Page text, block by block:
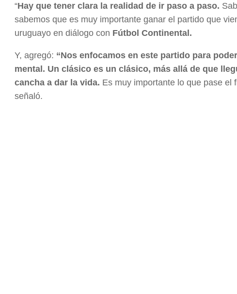
“Hay que tener clara la realidad de ir paso a paso.
sabemos que es muy importante ganar el partido que
uruguayo en diálogo con Fútbol Continental.
Y, agregó: “Nos enfocamos en este partido para
mental. Un clásico es un clásico, más allá de que
cancha a dar la vida. Es muy importante lo que pase el
señaló.